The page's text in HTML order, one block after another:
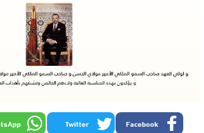
Facebook
Twitter